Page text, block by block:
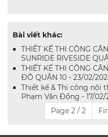
Bài viết khác:
THIẾT KẾ THI CÔNG
SUNRIDE RIVESIDE
THIẾT KẾ THI CÔNG
ĐÔ QUẬN 10 - 23/02/
Thiết kế & Thi công nội
Phạm Văn Đồng - 17/02/
Page 2 / 2